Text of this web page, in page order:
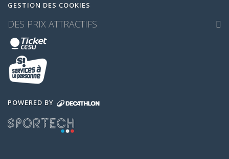
GESTION DES COOKIES
DES PRIX ATTRACTIFS
POWERED BY